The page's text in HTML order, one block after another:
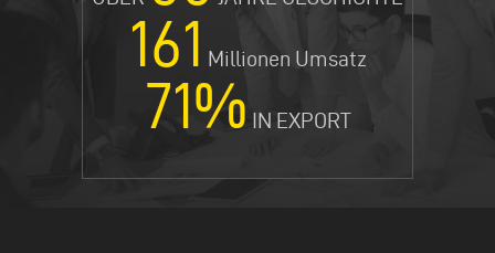
165 Millionen Umsatz
75% IN EXPORT